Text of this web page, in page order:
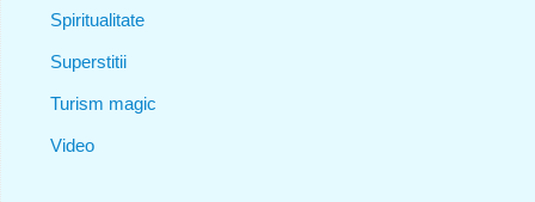
Spiritualitate
Superstitii
Turism magic
Video